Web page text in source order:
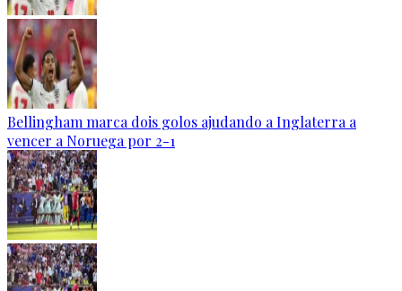
Bellingham marca dois golos ajudando a Inglaterra a
vencer a Noruega por 2-1